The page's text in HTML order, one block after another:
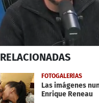
RELACIONADAS
FOTOGALERÍAS
Las imágenes
Enrique Reneau